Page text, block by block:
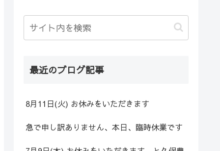
最近のブログ記事
8月11日(火) お休みをいただきます
急で申し訳ありません、本日、臨時休業です